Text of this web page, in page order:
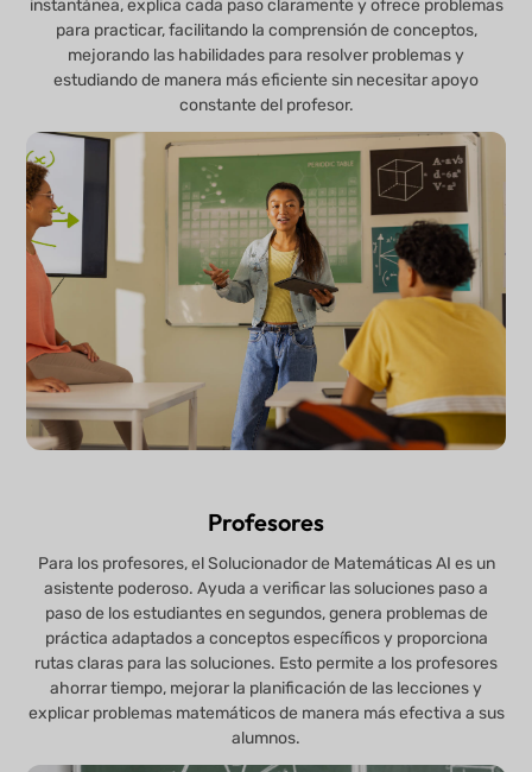
instantánea, explica cada paso claramente y ofrece problemas
para practicar, facilitando la comprensión de conceptos,
mejorando las habilidades para resolver problemas y
estudiando de manera más eficiente sin necesitar apoyo
constante del profesor.
Profesores
Para los profesores, el Solucionador de Matemáticas AI es un
asistente poderoso. Ayuda a verificar las soluciones paso a
paso de los estudiantes en segundos, genera problemas de
práctica adaptados a conceptos específicos y proporciona
rutas claras para las soluciones. Esto permite a los profesores
ahorrar tiempo, mejorar la planificación de las lecciones y
explicar problemas matemáticos de manera más efectiva a sus
alumnos.